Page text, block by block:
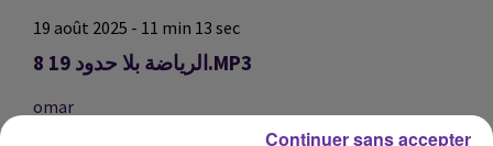
19 août 2025 - 11 min 13 sec
الرياضة بلا حدود 19 8.MP3
omar
Continuer sans accepter